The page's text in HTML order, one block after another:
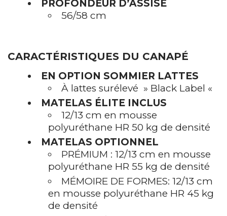
PROFONDEUR D’ASSISE
56/58 cm
CARACTÉRISTIQUES DU CANAPÉ
EN OPTION SOMMIER LATTES
À lattes surélevé » Black Label «
MATELAS ÉLITE INCLUS
12/13 cm en mousse
polyuréthane HR 50 kg de densité
MATELAS OPTIONNEL
PRÉMIUM : 12/13 cm en mousse
polyuréthane HR 55 kg de densité
MÉMOIRE DE FORMES: 12/13 cm
en mousse polyuréthane HR 45 kg
de densité